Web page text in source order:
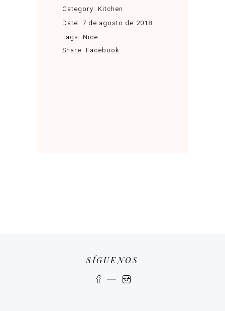
Category: Kitchen
Date: 7 de agosto de 2018
Tags: Nice
Share: Facebook
SÍGUENOS